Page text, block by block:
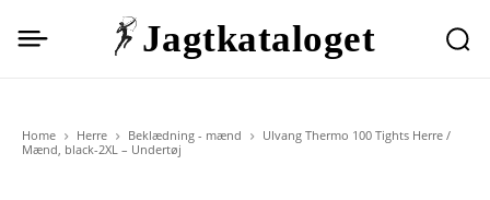
Jagtkataloget
Home Herre Beklædning - mænd
Ulvang Thermo 100 Tights Herre /
Mænd, black-2XL – Undertøj